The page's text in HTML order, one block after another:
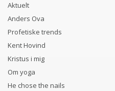
Aktuelt
Anders Ova
Profetiske trends
Kent Hovind
Kristus i mig
Om yoga
He chose the nails